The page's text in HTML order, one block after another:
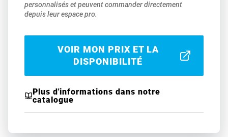
personnalisés et peuvent commander directement
depuis leur espace pro.
VOIR MON PRIX ET LA
DISPONIBILITÉ
Plus d'informations dans notre
catalogue